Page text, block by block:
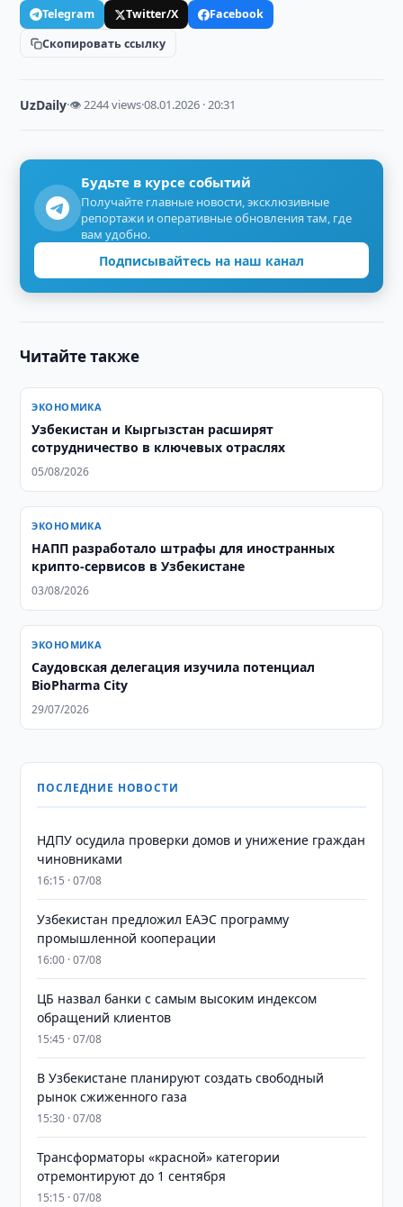
Telegram Twitter/X
Facebook
Скопировать ссылку
UzDaily·👁 2244 views·08.01.2026 · 20:31
Будьте в курсе событий
Получайте главные новости, эксклюзивные
репортажи и оперативные обновления там, где
вам удобно.
Подписывайтесь на наш канал
Читайте также
ЭКОНОМИКА
Узбекистан и Кыргызстан расширят
сотрудничество в ключевых отраслях
05/08/2026
ЭКОНОМИКА
НАПП разработало штрафы для иностранных
крипто-сервисов в Узбекистане
03/08/2026
ЭКОНОМИКА
Саудовская делегация изучила потенциал
BioPharma City
29/07/2026
ПОСЛЕДНИЕ НОВОСТИ
НДПУ осудила проверки домов и унижение граждан
чиновниками
16:15 · 07/08
Узбекистан предложил ЕАЭС программу
промышленной кооперации
16:00 · 07/08
ЦБ назвал банки с самым высоким индексом
обращений клиентов
15:45 · 07/08
В Узбекистане планируют создать свободный
рынок сжиженного газа
15:30 · 07/08
Трансформаторы «красной» категории
отремонтируют до 1 сентября
15:15 · 07/08